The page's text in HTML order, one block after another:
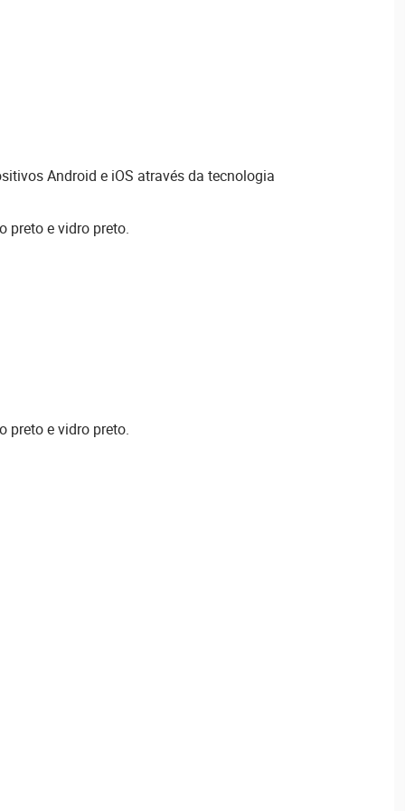
Android e iOS através da tecnologia
preto e vidro preto.
preto e vidro preto.